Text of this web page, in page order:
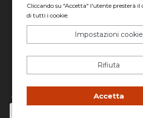
Gruppo Italia Vendita Auto Spa a socio unico
Piazza della Radio, 35 - 00146 Roma
C.F. e P.IVA: 13007321006
Capitale sociale: 2.300.000,00 I.V.
Cliccando su "Accetta" l'utente presterà il
di tutti i cookie.
Impostazioni cookie
Rifiuta
Accetta
Chatta